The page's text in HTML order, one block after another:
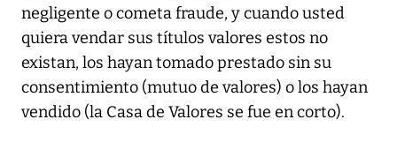
negligente o cometa fraude, y cuando usted
quiera vendar sus títulos valores estos no
existan, los hayan tomado prestado sin su
consentimiento (mutuo de valores) o los hayan
vendido (la Casa de Valores se fue en corto).